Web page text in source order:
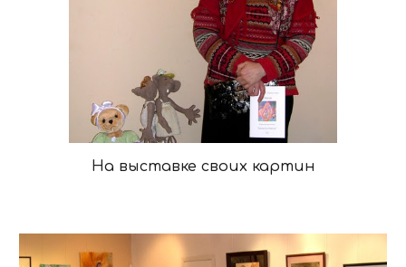
На выставке своих картин